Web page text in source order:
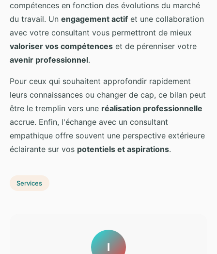
compétences en fonction des évolutions du marché
du travail. Un engagement actif et une collaboration
avec votre consultant vous permettront de mieux
valoriser vos compétences et de pérenniser votre
avenir professionnel.
Pour ceux qui souhaitent approfondir rapidement
leurs connaissances ou changer de cap, ce bilan peut
être le tremplin vers une réalisation professionnelle
accrue. Enfin, l'échange avec un consultant
empathique offre souvent une perspective extérieure
éclairante sur vos potentiels et aspirations.
Services
I